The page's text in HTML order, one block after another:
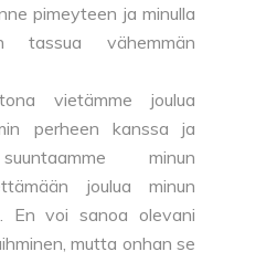
pimeyteen ja minulla
tassua vähemmän
vietämme joulua
perheen kanssa ja
minun
joulua minun
En voi sanoa olevani
mutta onhan se